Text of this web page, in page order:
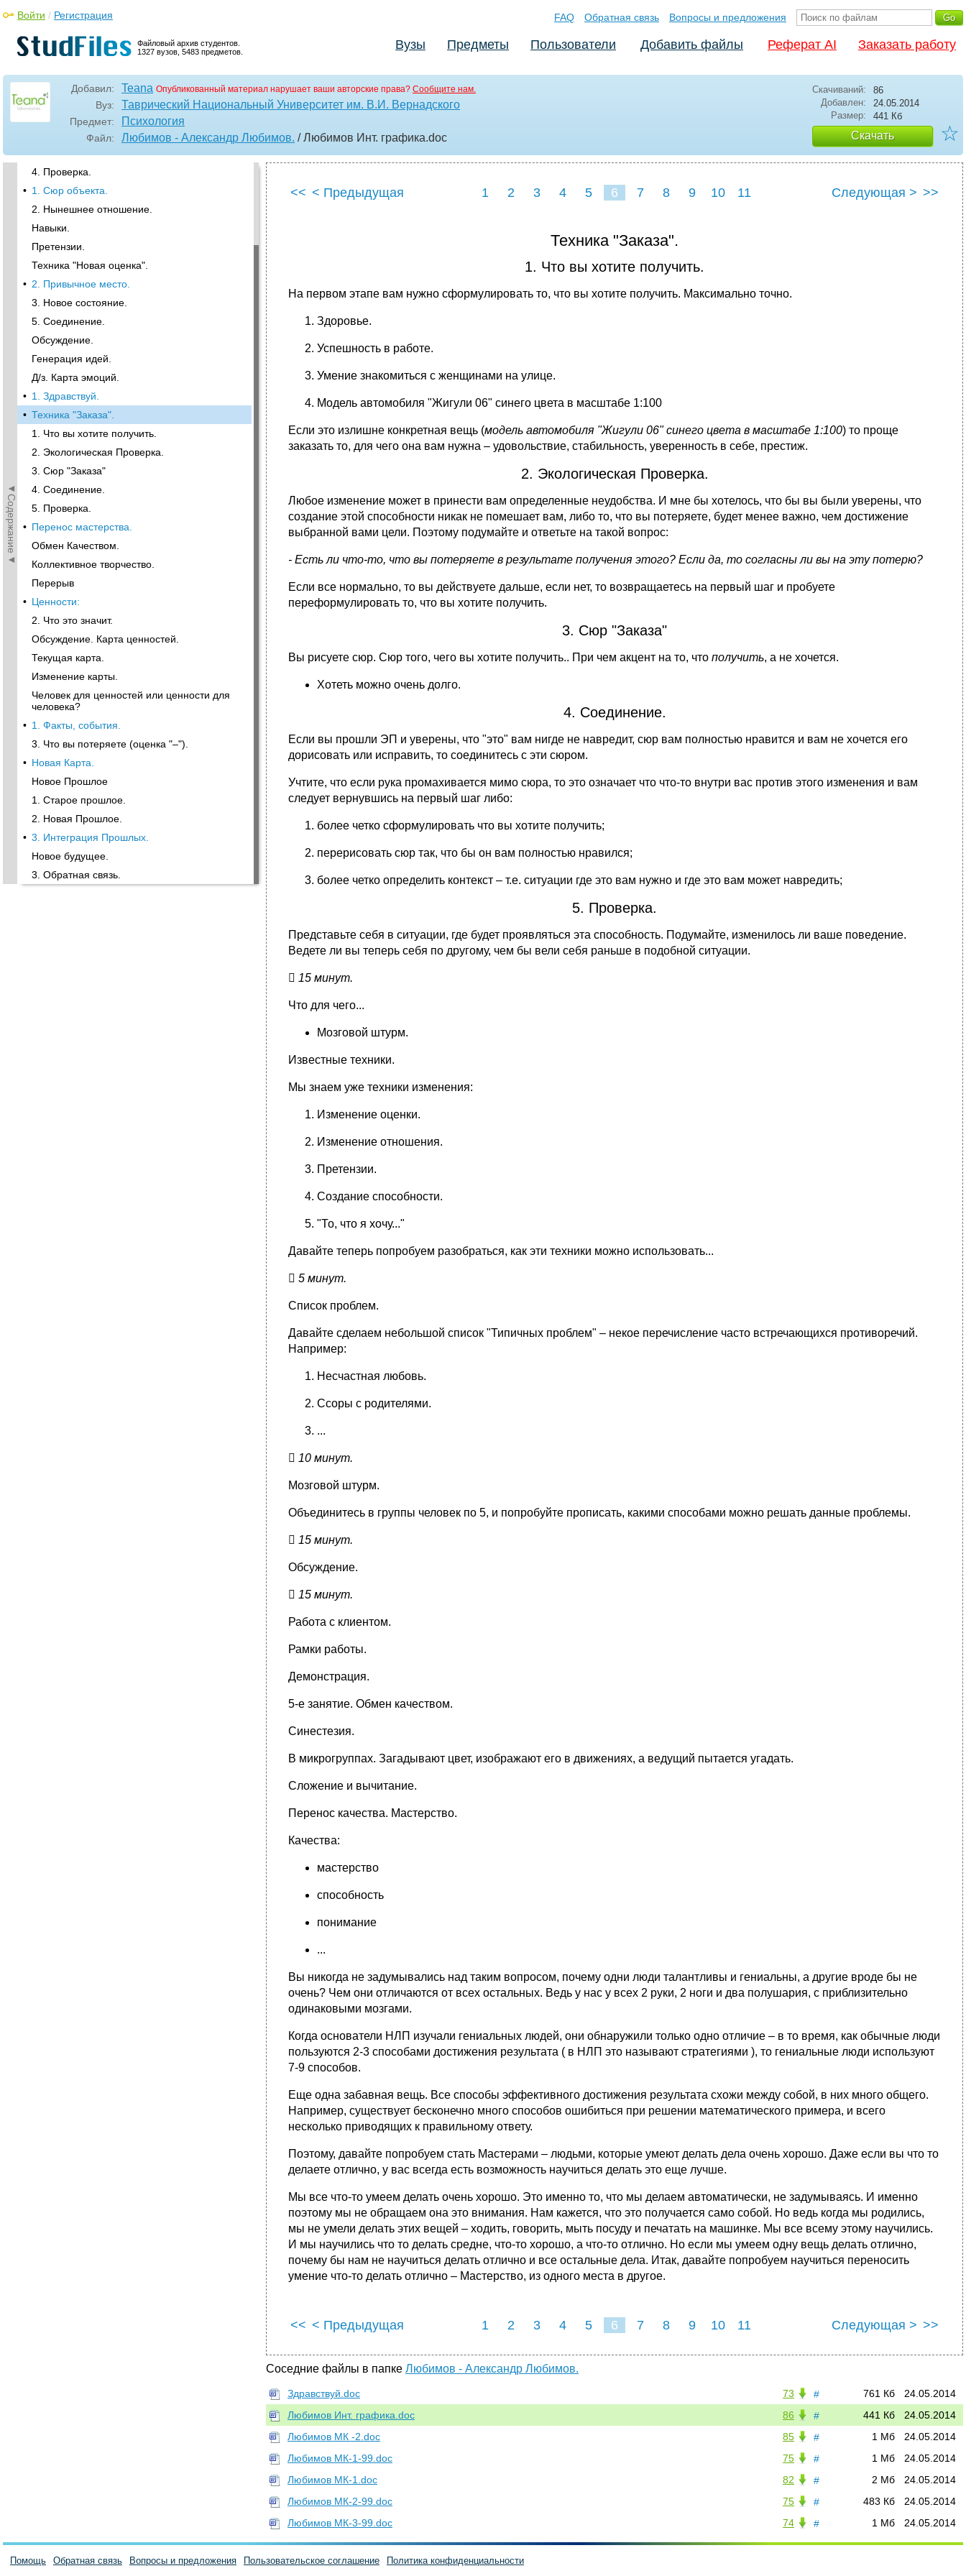
Файловый архив студентов.
1327 вузов, 5483 предметов.
Войти / Регистрация FAQ Обратная связь Вопросы и предложения
Вузы Предметы Пользователи Добавить файлы Реферат AI Заказать работу
Добавил: Teana Опубликованный материал нарушает ваши авторские права? Сообщите нам.
Вуз: Таврический Национальный Университет им. В.И. Вернадского
Предмет: Психология
Файл: Любимов - Александр Любимов. / Любимов Инт. графика.doc
Скачиваний:
86
Добавлен:
24.05.2014
Размер:
441 Кб
Скачать ☆
◄Содержание◄
• Александр Любимов
Отношение к другому полу.
2. Экологическая Проверка.
3. Создание Способности.
3*. Другой вариант.
4. Проверка.
• 1. Сюр объекта.
2. Нынешнее отношение.
Навыки.
Претензии.
Техника "Новая оценка".
• 2. Привычное место.
3. Новое состояние.
5. Соединение.
Обсуждение.
Генерация идей.
Д/з. Карта эмоций.
• 1. Здравствуй.
• Техника "Заказа".
1. Что вы хотите получить.
2. Экологическая Проверка.
3. Сюр "Заказа"
4. Соединение.
5. Проверка.
• Перенос мастерства.
Обмен Качеством.
Коллективное творчество.
Перерыв
• Ценности:
2. Что это значит.
Обсуждение. Карта ценностей.
Текущая карта.
Изменение карты.
Человек для ценностей или ценности для
человека?
• 1. Факты, события.
3. Что вы потеряете (оценка "–").
• Новая Карта.
Новое Прошлое
1. Старое прошлое.
2. Новая Прошлое.
• 3. Интеграция Прошлых.
Новое будущее.
3. Обратная связь.
<< < Предыдущая 1 2 3 4 5 6 7 8 9 10 11 Следующая > >>
Техника "Заказа".
1. Что вы хотите получить.
На первом этапе вам нужно сформулировать то, что вы хотите получить. Максимально точно.
Здоровье.
Успешность в работе.
Умение знакомиться с женщинами на улице.
Модель автомобиля "Жигули 06" синего цвета в масштабе 1:100
Если это излишне конкретная вещь (модель автомобиля "Жигули 06" синего цвета в масштабе 1:100) то проще
заказать то, для чего она вам нужна – удовольствие, стабильность, уверенность в себе, престиж.
2. Экологическая Проверка.
Любое изменение может в принести вам определенные неудобства. И мне бы хотелось, что бы вы были уверены, что
создание этой способности никак не помешает вам, либо то, что вы потеряете, будет менее важно, чем достижение
выбранной вами цели. Поэтому подумайте и ответьте на такой вопрос:
- Есть ли что-то, что вы потеряете в результате получения этого? Если да, то согласны ли вы на эту потерю?
Если все нормально, то вы действуете дальше, если нет, то возвращаетесь на первый шаг и пробуете
переформулировать то, что вы хотите получить.
3. Сюр "Заказа"
Вы рисуете сюр. Сюр того, чего вы хотите получить.. При чем акцент на то, что получить, а не хочется.
Хотеть можно очень долго.
4. Соединение.
Если вы прошли ЭП и уверены, что "это" вам нигде не навредит, сюр вам полностью нравится и вам не хочется его
дорисовать или исправить, то соединитесь с эти сюром.
Учтите, что если рука промахивается мимо сюра, то это означает что что-то внутри вас против этого изменения и вам
следует вернувшись на первый шаг либо:
более четко сформулировать что вы хотите получить;
перерисовать сюр так, что бы он вам полностью нравился;
более четко определить контекст – т.е. ситуации где это вам нужно и где это вам может навредить;
5. Проверка.
Представьте себя в ситуации, где будет проявляться эта способность. Подумайте, изменилось ли ваше поведение.
Ведете ли вы теперь себя по другому, чем бы вели себя раньше в подобной ситуации.
 15 минут.
Что для чего...
Мозговой штурм.
Известные техники.
Мы знаем уже техники изменения:
Изменение оценки.
Изменение отношения.
Претензии.
Создание способности.
"То, что я хочу..."
Давайте теперь попробуем разобраться, как эти техники можно использовать...
 5 минут.
Список проблем.
Давайте сделаем небольшой список "Типичных проблем" – некое перечисление часто встречающихся противоречий.
Например:
Несчастная любовь.
Ссоры с родителями.
...
 10 минут.
Мозговой штурм.
Объединитесь в группы человек по 5, и попробуйте прописать, какими способами можно решать данные проблемы.
 15 минут.
Обсуждение.
 15 минут.
Работа с клиентом.
Рамки работы.
Демонстрация.
5-е занятие. Обмен качеством.
Синестезия.
В микрогруппах. Загадывают цвет, изображают его в движениях, а ведущий пытается угадать.
Сложение и вычитание.
Перенос качества. Мастерство.
Качества:
мастерство
способность
понимание
...
Вы никогда не задумывались над таким вопросом, почему одни люди талантливы и гениальны, а другие вроде бы не
очень? Чем они отличаются от всех остальных. Ведь у нас у всех 2 руки, 2 ноги и два полушария, с приблизительно
одинаковыми мозгами.
Когда основатели НЛП изучали гениальных людей, они обнаружили только одно отличие – в то время, как обычные люди
пользуются 2-3 способами достижения результата ( в НЛП это называют стратегиями ), то гениальные люди используют
7-9 способов.
Еще одна забавная вещь. Все способы эффективного достижения результата схожи между собой, в них много общего.
Например, существует бесконечно много способов ошибиться при решении математического примера, и всего
несколько приводящих к правильному ответу.
Поэтому, давайте попробуем стать Мастерами – людьми, которые умеют делать дела очень хорошо. Даже если вы что то
делаете отлично, у вас всегда есть возможность научиться делать это еще лучше.
Мы все что-то умеем делать очень хорошо. Это именно то, что мы делаем автоматически, не задумываясь. И именно
поэтому мы не обращаем она это внимания. Нам кажется, что это получается само собой. Но ведь когда мы родились,
мы не умели делать этих вещей – ходить, говорить, мыть посуду и печатать на машинке. Мы все всему этому научились.
И мы научились что то делать средне, что-то хорошо, а что-то отлично. Но если мы умеем одну вещь делать отлично,
почему бы нам не научиться делать отлично и все остальные дела. Итак, давайте попробуем научиться переносить
умение что-то делать отлично – Мастерство, из одного места в другое.
<< < Предыдущая 1 2 3 4 5 6 7 8 9 10 11 Следующая > >>
Соседние файлы в папке Любимов - Александр Любимов.
# 24.05.2014
761 Кб
73
Здравствуй.doc
#
24.05.2014
441 Кб
86
Любимов Инт. графика.doc
#
24.05.2014
1 Мб
85
Любимов МК -2.doc
#
24.05.2014
1 Мб
75
Любимов МК-1-99.doc
#
24.05.2014
2 Мб
82
Любимов МК-1.doc
#
24.05.2014
483 Кб
75
Любимов МК-2-99.doc
#
24.05.2014
1 Мб
74
Любимов МК-3-99.doc
Помощь Обратная связь Вопросы и предложения Пользовательское соглашение Политика конфиденциальности